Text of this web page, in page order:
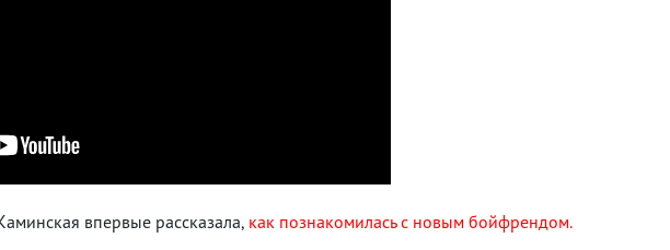
впервые рассказала, как познакомилась с новым бойфрендом.